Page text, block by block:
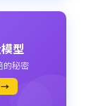
型
的秘密
→